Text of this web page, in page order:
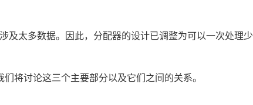
及太多数据。因此，分配器的设计已调整为可以一次处理少
将讨论这三个主要部分以及它们之间的关系。